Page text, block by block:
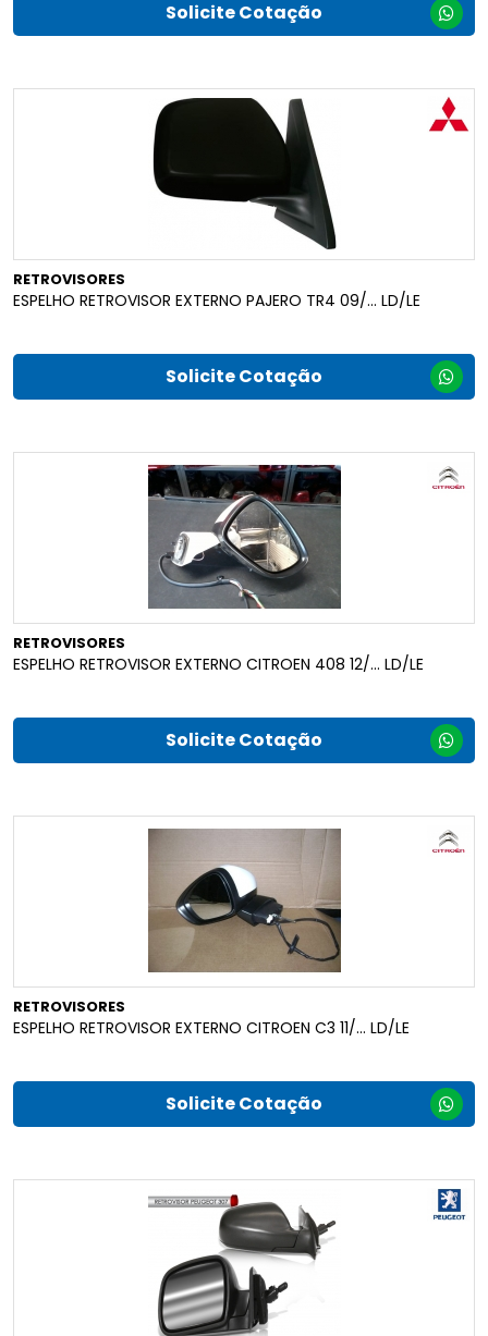
Solicite Cotação
RETROVISORES
ESPELHO RETROVISOR EXTERNO PAJERO TR4 09/... LD/LE
Solicite Cotação
RETROVISORES
ESPELHO RETROVISOR EXTERNO CITROEN 408 12/... LD/LE
Solicite Cotação
RETROVISORES
ESPELHO RETROVISOR EXTERNO CITROEN C3 11/... LD/LE
Solicite Cotação